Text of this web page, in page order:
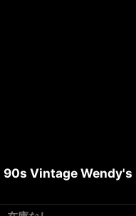
90s Vintage Wendy's